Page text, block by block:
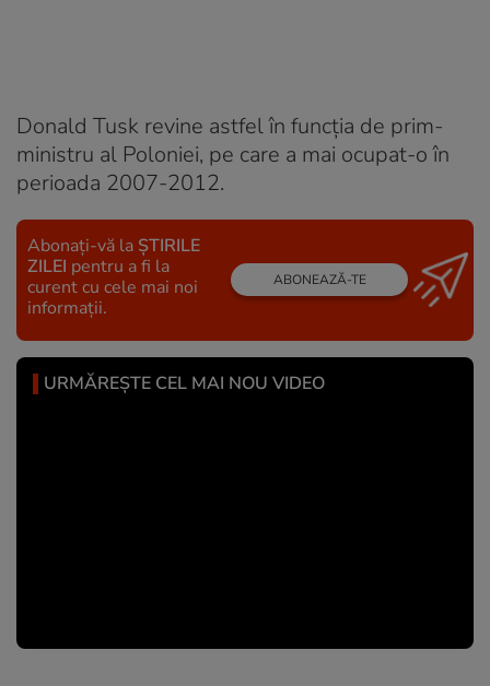
Donald Tusk revine astfel în funcția de prim-
ministru al Poloniei, pe care a mai ocupat-o în
perioada 2007-2012.
Abonați-vă la ȘTIRILE
ZILEI pentru a fi la
curent cu cele mai noi
informații.
ABONEAZĂ-TE
URMĂREȘTE CEL MAI NOU VIDEO